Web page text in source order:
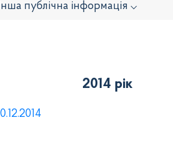
публічна інформація ⌵
2014 рік